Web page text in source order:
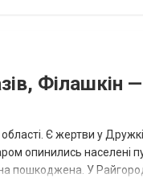
Філашкін
Є жертви у
опинились населені
пошкоджена. У